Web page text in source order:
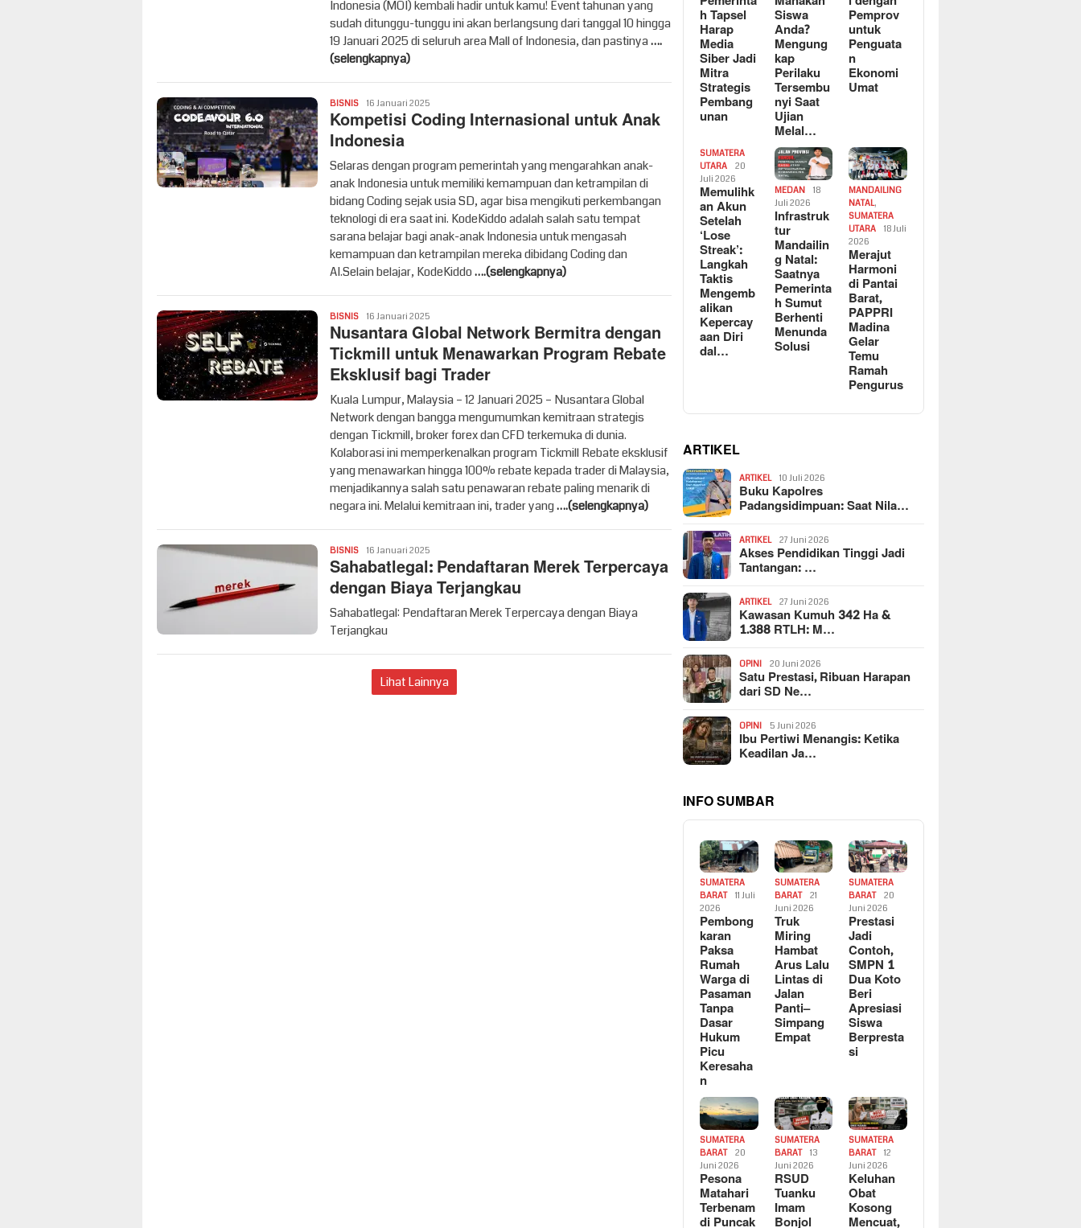
Indonesia (MOI) kembali hadir untuk kamu! Event tahunan yang
sudah ditunggu-tunggu ini akan berlangsung dari tanggal 10 hingga
19 Januari 2025 di seluruh area Mall of Indonesia, dan pastinya….
(selengkapnya)
BISNISVritime
16 Januari 2025
Kompetisi Coding Internasional untuk Anak
Indonesia
Selaras dengan program pemerintah yang mengarahkan anak-
anak Indonesia untuk memiliki kemampuan dan ketrampilan di
bidang Coding sejak usia SD, agar bisa mengikuti perkembangan
teknologi di era saat ini. KodeKiddo adalah salah satu tempat
sarana belajar bagi anak-anak Indonesia untuk mengasah
kemampuan dan ketrampilan mereka dibidang Coding dan
AI.Selain belajar, KodeKiddo….(selengkapnya)
BISNISVritime
16 Januari 2025
Nusantara Global Network Bermitra dengan
Tickmill untuk Menawarkan Program Rebate
Eksklusif bagi Trader
Kuala Lumpur, Malaysia – 12 Januari 2025 – Nusantara Global
Network dengan bangga mengumumkan kemitraan strategis
dengan Tickmill, broker forex dan CFD terkemuka di dunia.
Kolaborasi ini memperkenalkan program Tickmill Rebate eksklusif
yang menawarkan hingga 100% rebate kepada trader di Malaysia,
menjadikannya salah satu penawaran rebate paling menarik di
negara ini. Melalui kemitraan ini, trader yang….(selengkapnya)
BISNISVritime
16 Januari 2025
Sahabatlegal: Pendaftaran Merek Terpercaya
dengan Biaya Terjangkau
Sahabatlegal: Pendaftaran Merek Terpercaya dengan Biaya
Terjangkau
Lihat Lainnya
h Tapsel
Harap
Media
Siber Jadi
Mitra
Strategis
Pembang
unan
Siswa
Anda?
Mengung
kap
Perilaku
Tersembu
nyi Saat
Ujian
Melal…
Pemprov
untuk
Penguata
n
Ekonomi
Umat
SUMATERA
UTARA
20
Juli 2026
Memulihk
an Akun
Setelah
‘Lose
Streak’:
Langkah
Taktis
Mengemb
alikan
Kepercay
aan Diri
dal…
MEDAN
18
Juli 2026
Infrastruk
tur
Mandailin
g Natal:
Saatnya
Pemerinta
h Sumut
Berhenti
Menunda
Solusi
MANDAILING
NATAL,
SUMATERA
UTARA
18 Juli
2026
Merajut
Harmoni
di Pantai
Barat,
PAPPRI
Madina
Gelar
Temu
Ramah
Pengurus
ARTIKEL
ARTIKEL 10 Juli 2026
Buku Kapolres
Padangsidimpuan: Saat Nila…
ARTIKEL 27 Juni 2026
Akses Pendidikan Tinggi Jadi
Tantangan: …
ARTIKEL 27 Juni 2026
Kawasan Kumuh 342 Ha &
1.388 RTLH: M…
OPINI 20 Juni 2026
Satu Prestasi, Ribuan Harapan
dari SD Ne…
OPINI 5 Juni 2026
Ibu Pertiwi Menangis: Ketika
Keadilan Ja…
INFO SUMBAR
SUMATERA
BARAT
11 Juli
2026
Pembong
karan
Paksa
Rumah
Warga di
Pasaman
Tanpa
Dasar
Hukum
Picu
Keresaha
n
SUMATERA
BARAT
21
Juni 2026
Truk
Miring
Hambat
Arus Lalu
Lintas di
Jalan
Panti–
Simpang
Empat
SUMATERA
BARAT
20
Juni 2026
Prestasi
Jadi
Contoh,
SMPN 1
Dua Koto
Beri
Apresiasi
Siswa
Berpresta
si
SUMATERA
BARAT
20
Juni 2026
Pesona
Matahari
Terbenam
di Puncak
SUMATERA
BARAT
13
Juni 2026
RSUD
Tuanku
Imam
Bonjol
SUMATERA
BARAT
12
Juni 2026
Keluhan
Obat
Kosong
Mencuat,